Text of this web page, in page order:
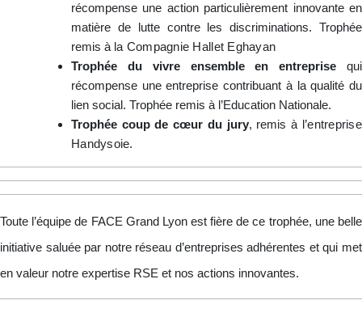
récompense une action particulièrement innovante en
matière de lutte contre les discriminations. Trophée
remis à la Compagnie Hallet Eghayan
Trophée du vivre ensemble en entreprise qui
récompense une entreprise contribuant à la qualité du
lien social. Trophée remis à l’Education Nationale.
Trophée coup de cœur du jury, remis à l’entreprise
Handysoie.
Toute l’équipe de FACE Grand Lyon est fière de ce trophée, une belle
initiative saluée par notre réseau d’entreprises adhérentes etqui met
en valeur notre expertise RSE et nos actions innovantes.